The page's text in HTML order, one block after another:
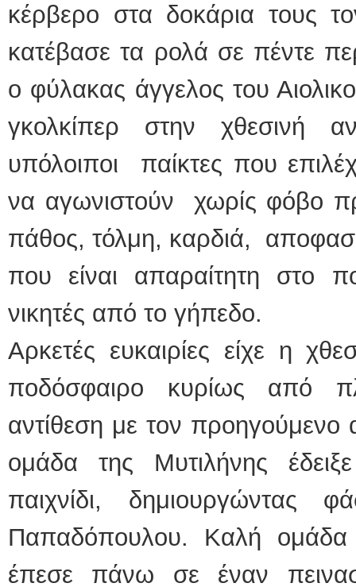
κέρβερο στα δοκάρια τους
κατέβασε τα ρολά σε πέντε
ο φύλακας άγγελος του
γκολκίπερ στην χθεσινή
υπόλοιποι παίκτες που
να αγωνιστούν χωρίς φόβο
πάθος, τόλμη, καρδιά,
που είναι απαραίτητη στο
νικητές από το γήπεδο.
Αρκετές ευκαιρίες είχε η
ποδόσφαιρο κυρίως από
αντίθεση με τον
ομάδα της Μυτιλήνης
παιχνίδι, δημιουργώντας
Παπαδόπουλου. Καλή
έπεσε πάνω σε έναν